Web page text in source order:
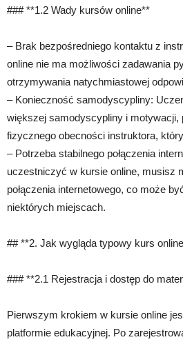
### **1.2 Wady kursów online**
– Brak bezpośredniego kontaktu z
online nie ma możliwości zadawania
otrzymywania natychmiastowej
– Konieczność samodyscypliny:
większej samodyscypliny i motywacji,
fizycznego obecności instruktora,
– Potrzeba stabilnego połączenia
uczestniczyć w kursie online, musisz
połączenia internetowego, co może
niektórych miejscach.
## **2. Jak wygląda typowy kurs
### **2.1 Rejestracja i dostęp do
Pierwszym krokiem w kursie online
platformie edukacyjnej. Po